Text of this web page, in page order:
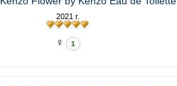
2021 г.
♀ 1